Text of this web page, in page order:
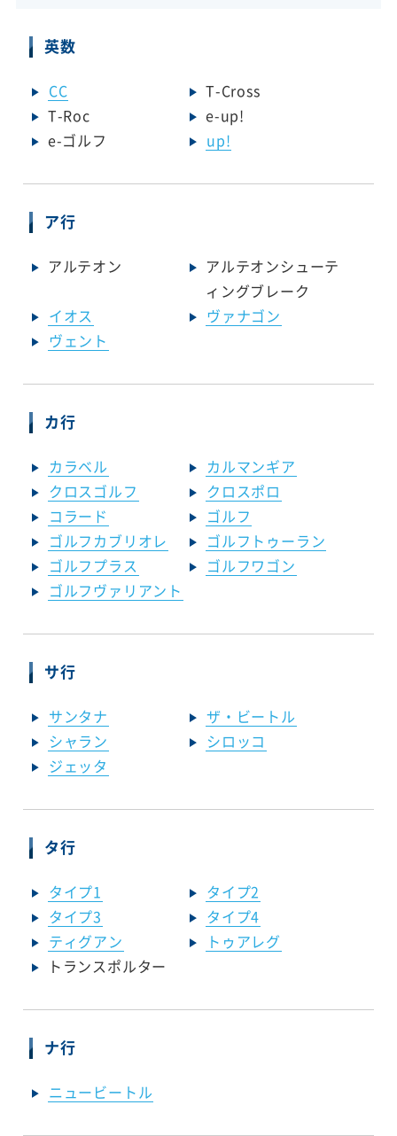
英数
CC
T-Cross
T-Roc
e-up!
e-ゴルフ
up!
ア行
アルテオン
アルテオンシューテ
ィングブレーク
イオス
ヴァナゴン
ヴェント
カ行
カラベル
カルマンギア
クロスゴルフ
クロスポロ
コラード
ゴルフ
ゴルフカブリオレ
ゴルフトゥーラン
ゴルフプラス
ゴルフワゴン
ゴルフヴァリアント
サ行
サンタナ
ザ・ビートル
シャラン
シロッコ
ジェッタ
タ行
タイプ1
タイプ2
タイプ3
タイプ4
ティグアン
トゥアレグ
トランスポルター
ナ行
ニュービートル